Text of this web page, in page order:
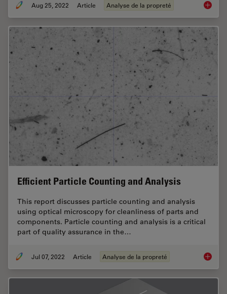
Aug 25, 2022 Article Analyse de la propreté Factors
Efficient Particle Counting and Analysis
This report discusses particle counting and analysis
using optical microscopy for cleanliness of parts and
components. Particle counting and analysis is a critical
part of quality assurance in the…
Jul 07, 2022 Article Analyse de la propreté